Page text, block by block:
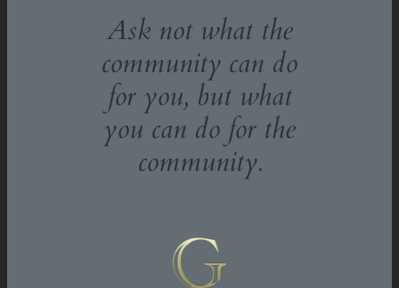
Ask not what the
community can do
for you, but what
you can do for the
community.